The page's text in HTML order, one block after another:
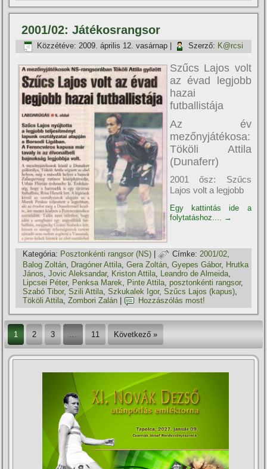
2001/02: Játékosrangsor
Közzétéve: 2009. április 12. vasárnap Szerző: K@rcsi
Szűcs Lajos volt
az évad legjobb
hazai
futballistája
Az év
mezőnyjátékosa:
Tököli Attila
(Dunaferr)
2001 ősz: Szűcs
Lajos volt a legjobb
Egy kattintás ide a
folytatáshoz....
→
Kategória: Posztonkénti rangsor (NS) | Címke: 2001/02,
Balog Zoltán
Dragóner Attila ,Gera Zoltán ,Gyepes Gábor, Hrutka
János ,Jovic Aleksandar, Kriston Attila Leandro de Almeida
Lipcsei Péter, Penksa Marek Pinte Attila ,posztonkénti rangsor,
Szabó Tibor,Szili Attila ,Szkukalek Igor,Szűcs Lajos (kapus)
Tököli Attila,Zombori Zalán Hozzászólás most!
1 2 3 11 Következő »